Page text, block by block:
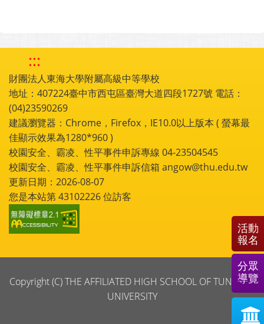
:::
財團法人東海大學附屬高級中等學校
地址：407224臺中市西屯區臺灣大道四段1727號 電話：
(04)23590269
建議瀏覽器：Chrome，Firefox，IE10.0以上版本 ( 螢幕最
佳顯示效果為1280*960 )
校園安全、霸凌、性平事件申訴專線 04-23504545
校園安全、霸凌、性平事件申訴信箱 angow@thu.edu.tw
更新日期：2026-08-07
您是本站第43102226位訪客
Copyright (C) THE AFFILIATED HIGH SCHOOL OF TUNGHAI
UNIVERSITY
活動
報名
分眾
導覽